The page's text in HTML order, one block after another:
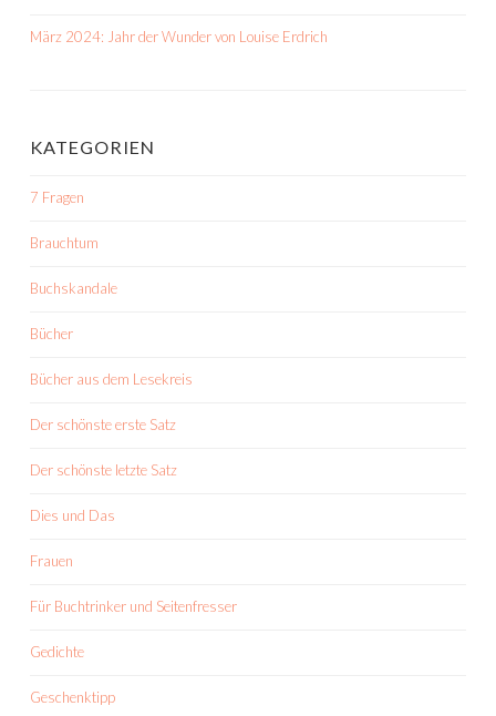
März 2024: Jahr der Wunder von Louise Erdrich
KATEGORIEN
7 Fragen
Brauchtum
Buchskandale
Bücher
Bücher aus dem Lesekreis
Der schönste erste Satz
Der schönste letzte Satz
Dies und Das
Frauen
Für Buchtrinker und Seitenfresser
Gedichte
Geschenktipp